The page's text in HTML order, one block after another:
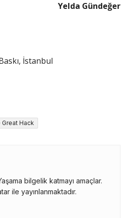
Yelda Gündeğer
İstanbul
Great Hack
bilgelik katmayı amaçlar.
ile yayınlanmaktadır.